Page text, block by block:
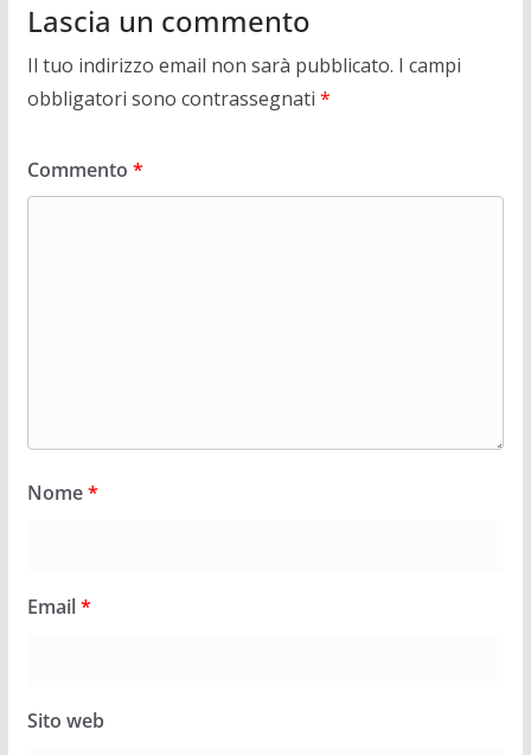
Lascia un commento
Il tuo indirizzo email non sarà pubblicato. I campi
obbligatori sono contrassegnati *
Commento *
Nome*
Email*
Sito web